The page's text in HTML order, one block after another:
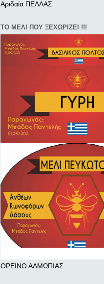
Αριδαία ΠΕΛΛAΣ
ΤΟ ΜΕΛΙ ΠΟΥ ΞΕΧΩΡΙΖΕΙ !!!
ΟΡΕΙΝΟ ΑΛΜΩΠΙΑΣ